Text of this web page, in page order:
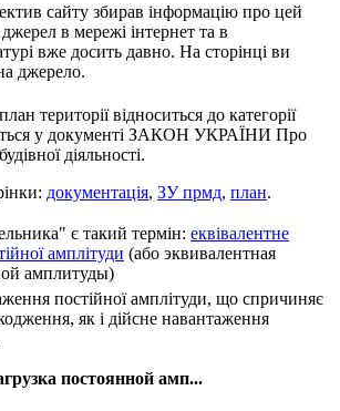
сайту збирав інформацію про цей
в мережі інтернет та в
вже досить давно. На сторінці ви
джерело.
території відноситься до категорії
у документі ЗАКОН УКРАЇНИ Про
діяльності.
документація, ЗУ прмд, план.
є такий термін: еквівалентне
амплітуди (або эквивалентная
амплитуды)
постійної амплітуди, що спричиняє
як і дійсне навантаження
постоянной амп...